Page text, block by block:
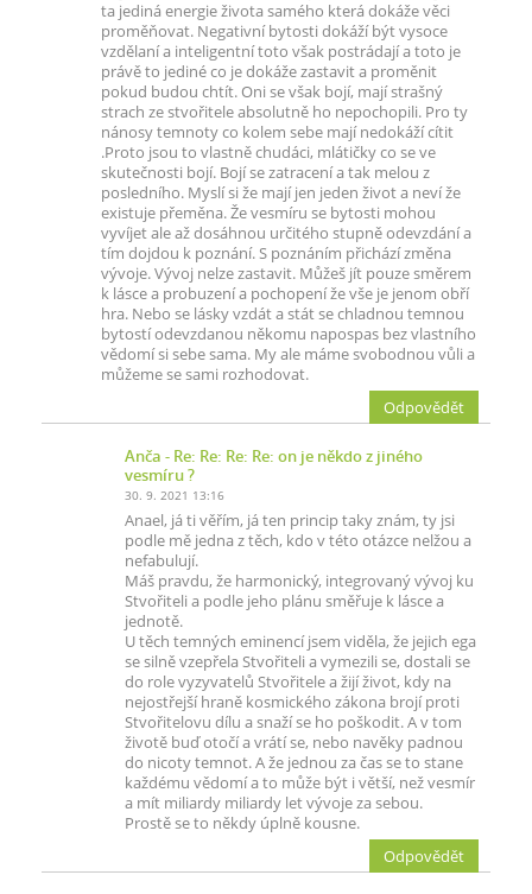
ta jediná energie života samého která dokáže věci
proměňovat. Negativní bytosti dokáží být vysoce
vzdělaní a inteligentní toto však postrádají a toto je
právě to jediné co je dokáže zastavit a proměnit
pokud budou chtít. Oni se však bojí, mají strašný
strach ze stvořitele absolutně ho nepochopili. Pro ty
nánosy temnoty co kolem sebe mají nedokáží cítit
.Proto jsou to vlastně chudáci, mlátičky co se ve
skutečnosti bojí. Bojí se zatracení a tak melou z
posledního. Myslí si že mají jen jeden život a neví že
existuje přeměna. Že vesmíru se bytosti mohou
vyvíjet ale až dosáhnou určitého stupně odevzdání a
tím dojdou k poznání. S poznáním přichází změna
vývoje. Vývoj nelze zastavit. Můžeš jít pouze směrem
k lásce a probuzení a pochopení že vše je jenom obří
hra. Nebo se lásky vzdát a stát se chladnou temnou
bytostí odevzdanou někomu napospas bez vlastního
vědomí si sebe sama. My ale máme svobodnou vůli a
můžeme se sami rozhodovat.
Odpovědět
Anča - Re: Re: Re: Re: on je někdo z jiného
vesmíru ?
30. 9. 2021 13:16
Anael, já ti věřím, já ten princip taky znám, ty jsi
podle mě jedna z těch, kdo v této otázce nelžou a
nefabulují.
Máš pravdu, že harmonický, integrovaný vývoj ku
Stvořiteli a podle jeho plánu směřuje k lásce a
jednotě.
U těch temných eminencí jsem viděla, že jejich ega
se silně vzepřela Stvořiteli a vymezili se, dostali se
do role vyzyvatelů Stvořitele a žijí život, kdy na
nejostřejší hraně kosmického zákona brojí proti
Stvořitelovu dílu a snaží se ho poškodit. A v tom
životě buď otočí a vrátí se, nebo navěky padnou
do nicoty temnot. A že jednou za čas se to stane
každému vědomí a to může být i větší, než vesmír
a mít miliardy miliardy let vývoje za sebou.
Prostě se to někdy úplně kousne.
Odpovědět